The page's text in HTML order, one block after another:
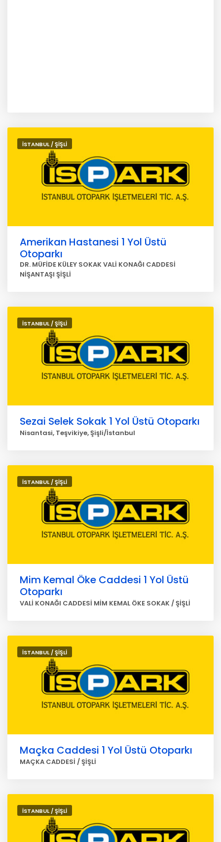
İSTANBUL / ŞİŞLİ
Amerikan Hastanesi 1 Yol Üstü
Otoparkı
DR. MÜFİDE KÜLEY SOKAK VALİ KONAĞI CADDESİ
NİŞANTAŞI ŞİŞLİ
İSTANBUL / ŞİŞLİ
Sezai Selek Sokak 1 Yol Üstü Otoparkı
Nisantasi, Teşvikiye, Şişli/İstanbul
İSTANBUL / ŞİŞLİ
Mim Kemal Öke Caddesi 1 Yol Üstü
Otoparkı
VALİ KONAĞI CADDESİ MİM KEMAL ÖKE SOKAK / ŞİŞLİ
İSTANBUL / ŞİŞLİ
Maçka Caddesi 1 Yol Üstü Otoparkı
MAÇKA CADDESİ / ŞİŞLİ
İSTANBUL / ŞİŞLİ